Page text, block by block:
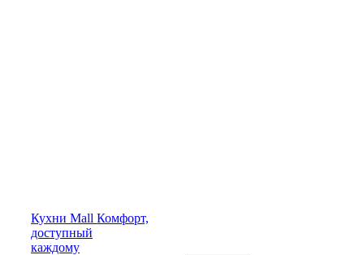
Кухни Mall Комфорт,
доступный
каждому